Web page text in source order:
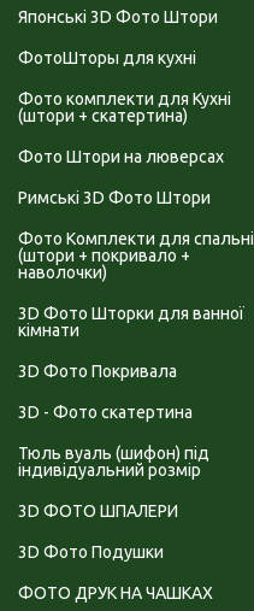
Японські 3D Фото Штори
ФотоШторы для кухні
Фото комплекти для Кухні
(штори + скатертина)
Фото Штори на люверсах
Римські 3D Фото Штори
Фото Комплекти для спальні
(штори + покривало +
наволочки)
3D Фото Шторки для ванної
кімнати
3D Фото Покривала
3D - Фото скатертина
Тюль вуаль (шифон) під
індивідуальний розмір
3D ФОТО ШПАЛЕРИ
3D Фото Подушки
ФОТО ДРУК НА ЧАШКАХ